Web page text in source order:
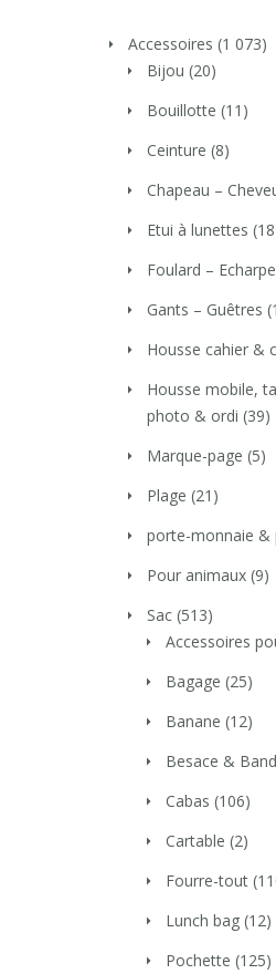
Accessoires (1 073)
Bijou (20)
Bouillotte (11)
Ceinture (8)
Chapeau –
Etui à lunettes
Foulard – Echarpe
Gants – Guêtres
Housse cahier &
Housse mobile,
photo & ordi (39)
Marque-page (5)
Plage (21)
porte-monnaie &
Pour animaux (9)
Sac (513)
Accessoires
Bagage (25)
Banane (12)
Besace &
Cabas (106)
Cartable (2)
Fourre-tout
Lunch bag (12)
Pochette (125)